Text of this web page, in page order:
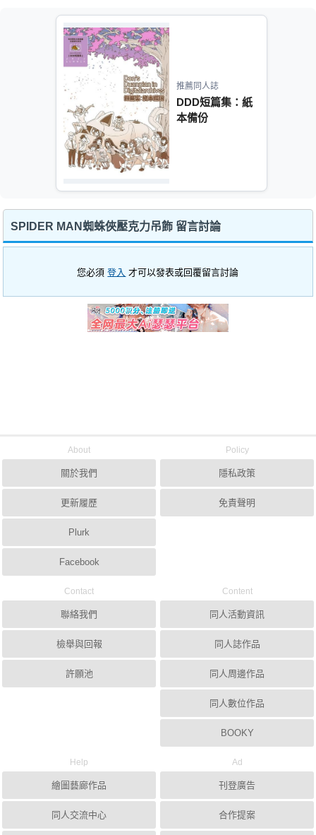
推薦同人誌
DDD短篇集：紙
本備份
SPIDER MAN蜘蛛俠壓克力吊飾 留言討論
您必須登入 才可以發表或回覆留言討論
About
關於我們
更新履歷
Plurk
Facebook
Policy
隱私政策
免責聲明
Contact
聯絡我們
檢舉與回報
許願池
Content
同人活動資訊
同人誌作品
同人周邊作品
同人數位作品
BOOKY
Help
繪圖藝廊作品
同人交流中心
Ad
刊登廣告
合作提案